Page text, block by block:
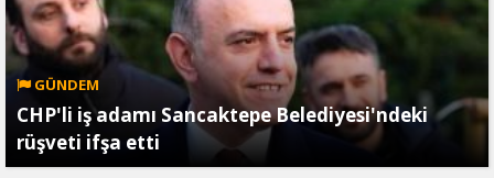
GÜNDEM
CHP'li iş adamı Sancaktepe Belediyesi'ndeki
rüşveti ifşa etti